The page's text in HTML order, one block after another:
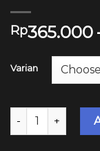
Rp365.000
Varian
Bosca Living -